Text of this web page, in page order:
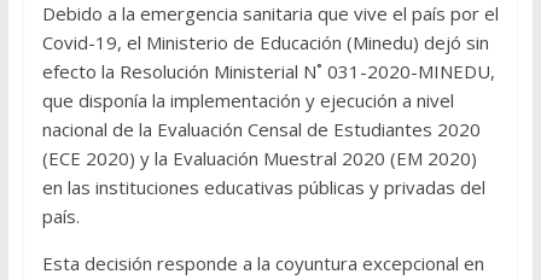
Debido a la emergencia sanitaria que vive el país por el
Covid-19, el Ministerio de Educación (Minedu) dejó sin
efecto la Resolución Ministerial N˚ 031-2020-MINEDU,
que disponía la implementación y ejecución a nivel
nacional de la Evaluación Censal de Estudiantes 2020
(ECE 2020) y la Evaluación Muestral 2020 (EM 2020)
en las instituciones educativas públicas y privadas del
país.
Esta decisión responde a la coyuntura excepcional en